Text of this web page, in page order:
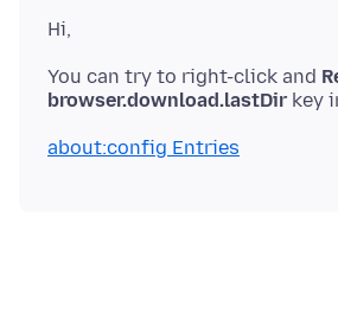
You can try to right-click and
browser.download.lastDir key
about:config Entries